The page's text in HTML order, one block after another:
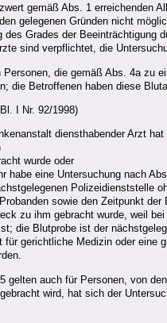
gemäß Abs. 1 erreichenden
gelegenen Gründen nicht
Grades der Beeinträchtigung
sind verpflichtet, die
Personen, die gemäß Abs. 4a zu
die Betroffenen haben diese
I Nr. 92/1998)
diensthabender Arzt
wurde oder
habe eine Untersuchung nach
Polizeidienststelle
sowie den Zeitpunkt
zu ihm gebracht wurde, weil
die Blutprobe ist der
für gerichtliche Medizin oder eine
gelten auch für Personen, von
wird, hat sich der